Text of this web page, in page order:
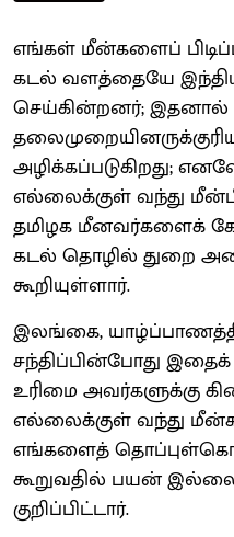
எங்கள் மீன்களைப்
கடல் வளத்தையே
செய்கின்றனர்; இதனால்
அழிக்கப்படுகிறது;
எல்லைக்குள் வந்து
தமிழக மீனவர்களைக்
கடல் தொழில் துறை
கூறியுள்ளார்.
இலங்கை,
சந்திப்பின்போது
உரிமை அவர்களுக்கு
எல்லைக்குள் வந்து
எங்களைத்
கூறுவதில் பயன்
குறிப்பிட்டார்.